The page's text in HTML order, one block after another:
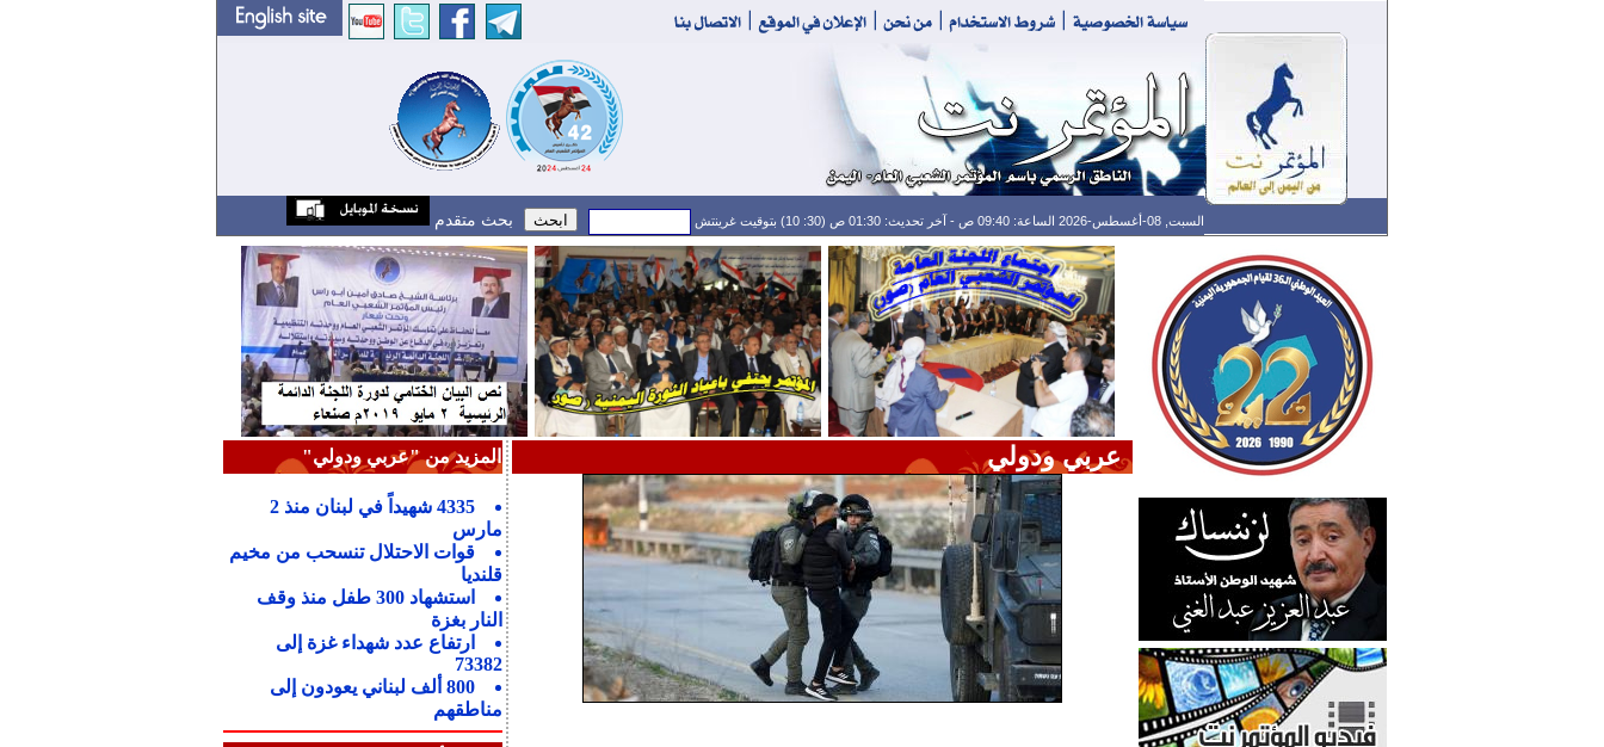
السبت, 08-أغسطس-2026 الساعة: 09:40 ص - آخر تحديث: 01:30 ص (30: 10) بتوقيت غرينتش بحث متقدم
عربي ودولي المزيد من "عربي ودولي"
4335 شهيداً في لبنان منذ 2
مارس
قوات الاحتلال تنسحب من مخيم
قلنديا
استشهاد 300 طفل منذ وقف
النار بغزة
ارتفاع عدد شهداء غزة إلى
73382
800 ألف لبناني يعودون إلى
مناطقهم